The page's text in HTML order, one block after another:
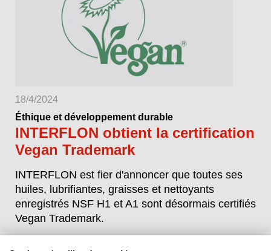
18/4/2024
Éthique et développement durable
INTERFLON obtient la certification
Vegan Trademark
INTERFLON est fier d'annoncer que toutes ses
huiles, lubrifiantes, graisses et nettoyants
enregistrés NSF H1 et A1 sont désormais certifiés
Vegan Trademark.